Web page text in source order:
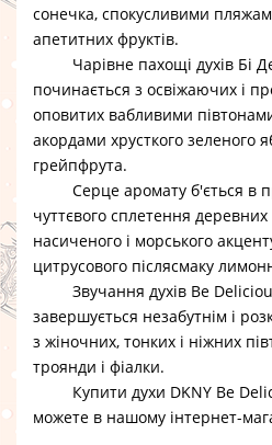
сонечка, спокусливими
апетитних фруктів.
Чарівне пахощі духів Бі
починається з освіжаючих і
оповитих вабливими
акордами хрусткого зеленого
грейпфрута.
Серце аромату б'ється в
чуттєвого сплетення
насиченого і морського
цитрусового післясмаку
Звучання духів Be
завершується незабутнім і
з жіночних, тонких і ніжних
троянди і фіалки.
Купити духи DKNY Be
можете в нашому інтернет-